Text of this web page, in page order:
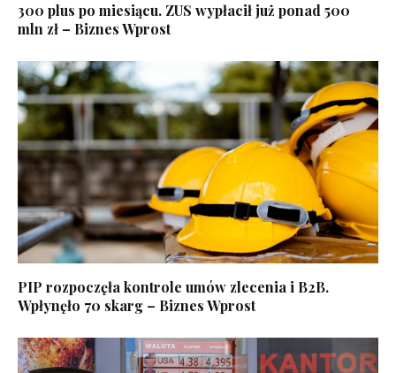
300 plus po miesiącu. ZUS wypłacił już ponad 500
mln zł – Biznes Wprost
PIP rozpoczęła kontrole umów zlecenia i B2B.
Wpłynęło 70 skarg – Biznes Wprost